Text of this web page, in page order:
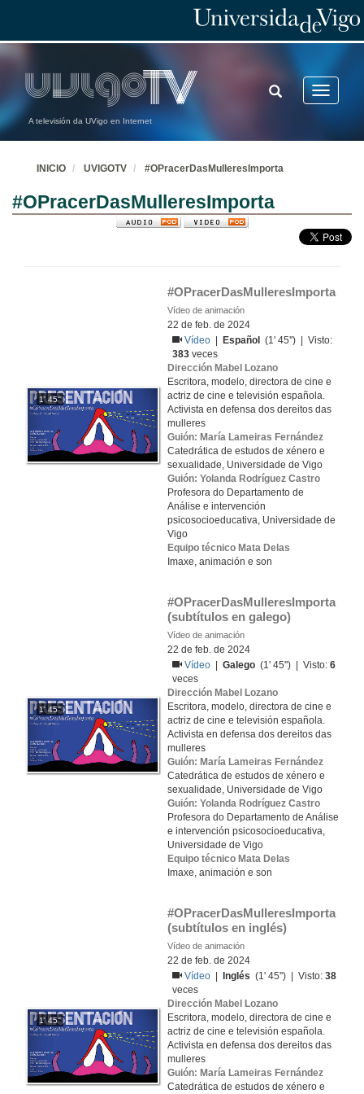
A televisión da UVigo en Internet
Toggle
TOGGLE
SEARCH
INICIO UVIGOTV #OPracerDasMulleresImporta
#OPracerDasMulleresImporta
1' 45''
#OPracerDasMulleresImporta
Vídeo de animación
22 de feb. de 2024
Vídeo
Español
(1' 45'') | Visto:
383 veces
Dirección Mabel Lozano
Escritora, modelo, directora de cine e
actriz de cine e televisión española.
Activista en defensa dos dereitos das
mulleres
Guión: María Lameiras Fernández
Catedrática de estudos de xénero e
sexualidade, Universidade de Vigo
Guión: Yolanda Rodríguez Castro
Profesora do Departamento de
Análise e intervención
psicosocioeducativa, Universidade de
Vigo
Equipo técnico Mata Delas
Imaxe, animación e son
1' 45''
#OPracerDasMulleresImporta
(subtítulos en galego)
Vídeo de animación
22 de feb. de 2024
Vídeo
|Galego (1' 45'') | Visto:6
veces
Dirección Mabel Lozano
Escritora, modelo, directora de cine e
actriz de cine e televisión española.
Activista en defensa dos dereitos das
mulleres
Guión: María Lameiras Fernández
Catedrática de estudos de xénero e
sexualidade, Universidade de Vigo
Guión: Yolanda Rodríguez Castro
Profesora do Departamento de Análise
e intervención psicosocioeducativa,
Universidade de Vigo
Equipo técnico Mata Delas
Imaxe, animación e son
1' 45''
#OPracerDasMulleresImporta
(subtítulos en inglés)
Vídeo de animación
22 de feb. de 2024
Vídeo
Inglés (1' 45'') | Visto:38
veces
Dirección Mabel Lozano
Escritora, modelo, directora de cine e
actriz de cine e televisión española.
Activista en defensa dos dereitos das
mulleres
Guión: María Lameiras Fernández
Catedrática de estudos de xénero e